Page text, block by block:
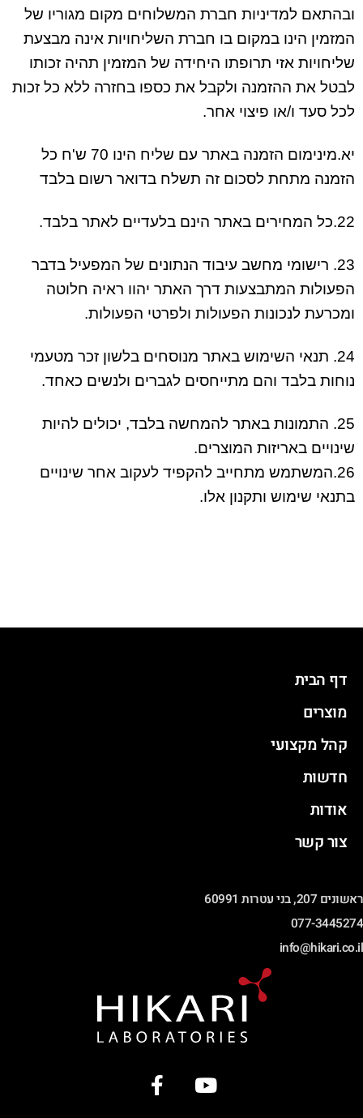
ובהתאם למדיניות חברת המשלוחים מקום מגוריו של
המזמין הינו במקום בו חברת השליחויות אינה מבצעת
שליחויות אזי תרופתו היחידה של המזמין תהיה זכותו
לבטל את ההזמנה ולקבל את כספו בחזרה ללא כל זכות
לכל סעד ו/או פיצוי אחר.
יא.מינימום הזמנה באתר עם שליח הינו 70 ש'ח כל
הזמנה מתחת לסכום זה תשלח בדואר רשום בלבד
22.כל המחירים באתר הינם בלעדיים לאתר בלבד.
23. רישומי מחשב עיבוד הנתונים של המפעיל בדבר
הפעולות המתבצעות דרך האתר יהוו ראיה חלוטה
ומכרעת לנכונות הפעולות ולפרטי הפעולות.
24. תנאי השימוש באתר מנוסחים בלשון זכר מטעמי
נוחות בלבד והם מתייחסים לגברים ולנשים כאחד.
25. התמונות באתר להמחשה בלבד, יכולים להיות
שינויים באריזות המוצרים.
26.המשתמש מתחייב להקפיד לעקוב אחר שינויים
בתנאי שימוש ותקנון אלו.
דף הבית
מוצרים
קהל מקצועי
חדשות
אודות
צור קשר
ראשונים 207, בני עטרות 60991
077-3445274
info@hikari.co.il